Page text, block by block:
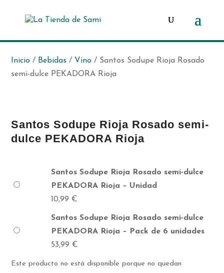
Inicio / Bebidas / Vino / Santos Sodupe Rioja Rosado
semi-dulce PEKADORA Rioja
Santos Sodupe Rioja Rosado semi-
dulce PEKADORA Rioja
Santos Sodupe Rioja Rosado semi-dulce
PEKADORA Rioja – Unidad
10,99€
Santos Sodupe Rioja Rosado semi-dulce
PEKADORA Rioja – Pack de 6 unidades
53,99€
Este producto no está disponible porque no quedan